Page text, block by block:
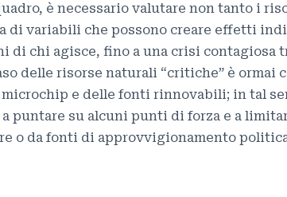
è necessario valutare non tanto i
di variabili che possono creare effetti
di chi agisce, fino a una crisi contagiosa
delle risorse naturali “critiche” è ormai
e delle fonti rinnovabili; in tal
puntare su alcuni punti di forza e a
o da fonti di approvvigionamento